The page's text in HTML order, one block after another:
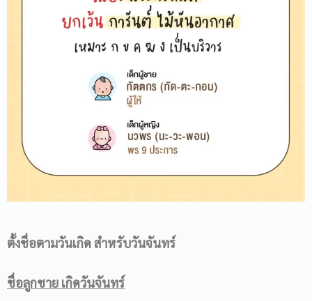
ตั้งชื่อตามวันเกิดสำหรับวันจันทร์
ชื่อลูกชาย เกิดวันจันทร์